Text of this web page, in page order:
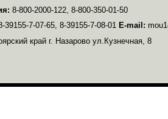
8-800-2000-122, 8-800-350-01-50
39155-7-07-65, 8-39155-7-08-01 E-mail:
край г. Назарово ул.Кузнечная, 8